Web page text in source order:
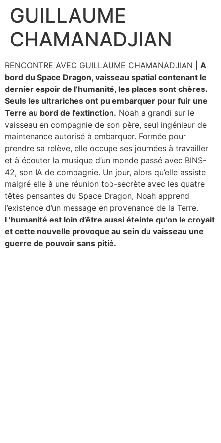
Aller
contenu
GUILLAUME
CHAMANADJIAN
RENCONTRE AVEC GUILLAUME CHAMANADJIAN | A
bord du Space Dragon, vaisseau spatial contenant le
dernier espoir de l’humanité, les places sont chères.
Seuls les ultrariches ont pu embarquer pour fuir une
Terre au bord de l’extinction. Noah a grandi sur le
vaisseau en compagnie de son père, seul ingénieur de
maintenance autorisé à embarquer. Formée pour
prendre sa relève, elle occupe ses journées à travailler
et à écouter la musique d’un monde passé avec BINS-
42, son IA de compagnie. Un jour, alors qu’elle assiste
malgré elle à une réunion top-secrète avec les quatre
têtes pensantes du Space Dragon, Noah apprend
l’existence d’un message en provenance de la Terre.
L’humanité est loin d’être aussi éteinte qu’on le croyait
et cette nouvelle provoque au sein du vaisseau une
guerre de pouvoir sans pitié.